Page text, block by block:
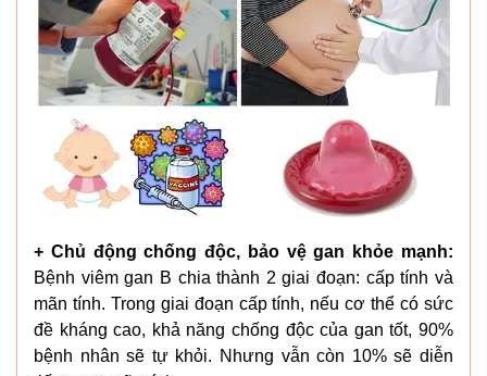
+ Chủ động chống độc, bảo vệ gan khỏe mạnh:
Bệnh viêm gan B chia thành 2 giai đoạn: cấp tính và
mãn tính. Trong giai đoạn cấp tính, nếu cơ thể có sức
đề kháng cao, khả năng chống độc của gan tốt, 90%
bệnh nhân sẽ tự khỏi. Nhưng vẫn còn 10% sẽ diễn